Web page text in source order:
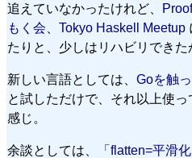
追えていなかったけれど、
もく会
Tokyo Haskell Meetup
たりと、少しはリハビリできた
新しい言語としては、 Goを触
と試しただけで、それ以上使
感じ。
余談としては、 「flatten=平滑